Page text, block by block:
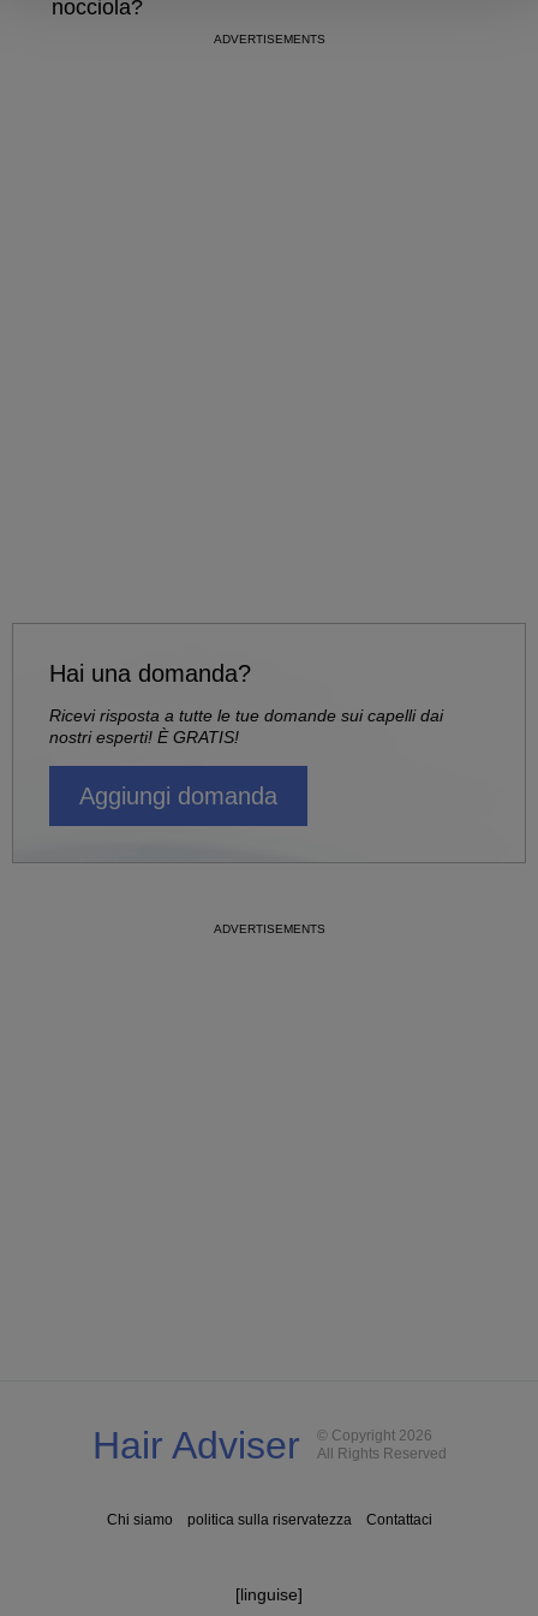
nocciola?
Hai una domanda?
Ricevi risposta a tutte le tue domande sui capelli dai
nostri esperti! È GRATIS!
Aggiungi domanda
Hair Adviser
© Copyright 2026
All Rights Reserved
Chi siamo politica sulla riservatezza Contattaci
[linguise]